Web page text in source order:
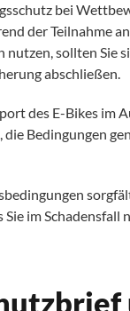
bei
der Teilnahme
sollten Sie
abschließen.
des E-Bikes im
Bedingungen
Sie im